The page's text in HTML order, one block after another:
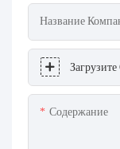
Название
Содержание